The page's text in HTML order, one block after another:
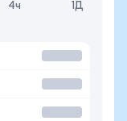
4ч 1Д